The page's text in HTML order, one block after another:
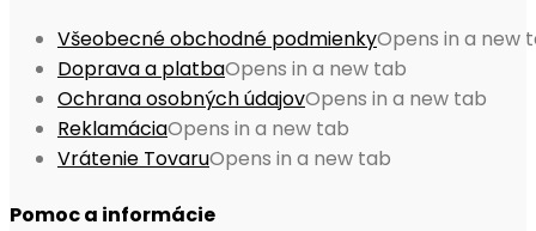
Všeobecné obchodné podmienkyOpens in a new
Doprava a platbaOpens in a new tab
Ochrana osobných údajovOpens in a new tab
ReklamáciaOpens in a new tab
Vrátenie TovaruOpens in a new tab
Pomoc a informácie